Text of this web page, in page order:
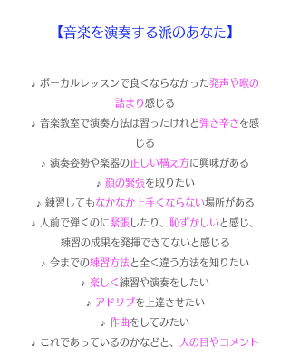
【音楽を演奏する派のあなた】
♪ ボーカルレッスンで良くならなかった発声や喉の
詰まり感じる
♪ 音楽教室で演奏方法は習ったけれど弾き辛さを感
じる
​♪ 演奏姿勢や楽器の正しい構え方に興味がある
♪ 顔の緊張を取りたい
♪ 練習してもなかなか上手くならない場所がある
♪ 人前で弾くのに緊張 したり、 恥ずかしいと感じ、
練習の成果を発揮できてないと感じる
♪ 今までの練習方法と全く違う方法を知りたい
♪ 楽しく練習や演奏をしたい
♪ アドリブを上達させたい
​♪ 作曲をしてみたい
♪ これであっているのかなどと、
人の目やコメント